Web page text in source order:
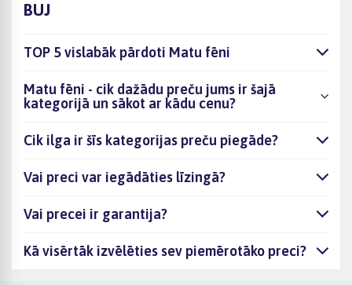
BUJ
TOP 5 vislabāk pārdoti Matu fēni
Matu fēni - cik dažādu preču jums ir šajā
kategorijā un sākot ar kādu cenu?
Cik ilga ir šīs kategorijas preču piegāde?
Vai preci var iegādāties līzingā?
Vai precei ir garantija?
Kā visērtāk izvēlēties sev piemērotāko preci?